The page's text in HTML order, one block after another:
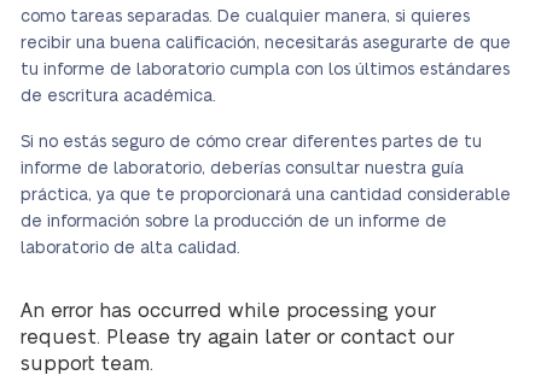
como tareas separadas. De cualquier manera, si quieres
recibir una buena calificación, necesitarás asegurarte de que
tu informe de laboratorio cumpla con los últimos estándares
de escritura académica.
Si no estás seguro de cómo crear diferentes partes de tu
informe de laboratorio, deberías consultar nuestra guía
práctica, ya que te proporcionará una cantidad considerable
de información sobre la producción de un informe de
laboratorio de alta calidad.
An error has occurred while processing your
request. Please try again later or contact our
support team.